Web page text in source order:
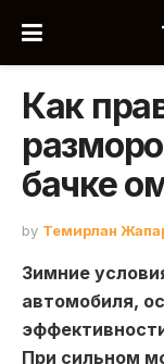
Как
бачке
by Темирлан
Зимние
автомобиля,
При сильном